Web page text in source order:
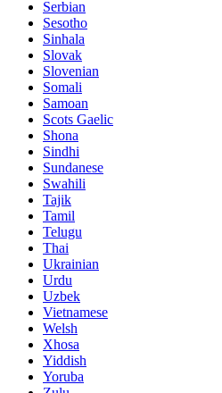
Serbian
Sesotho
Sinhala
Slovak
Slovenian
Somali
Samoan
Scots Gaelic
Shona
Sindhi
Sundanese
Swahili
Tajik
Tamil
Telugu
Thai
Ukrainian
Urdu
Uzbek
Vietnamese
Welsh
Xhosa
Yiddish
Yoruba